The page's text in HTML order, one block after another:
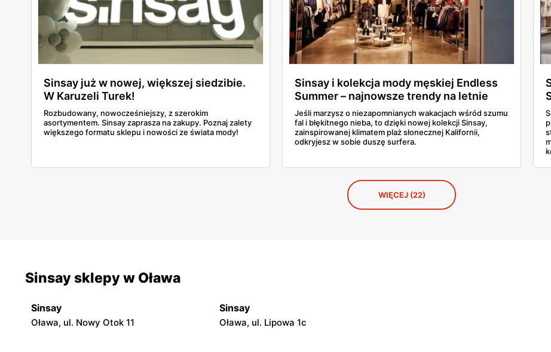
Sinsay już w nowej, większej siedzibie.
W Karuzeli Turek!
Rozbudowany, nowocześniejszy, z szerokim
asortymentem. Sinsay zaprasza na zakupy. Poznaj zalety
większego formatu sklepu i nowości ze świata mody!
Sinsay i kolekcja mody męskiej Endless
Summer – najnowsze trendy na letnie
stylizacje!
Jeśli marzysz o niezapomnianych wakacjach wśród szumu
fal i błękitnego nieba, to dzięki nowej kolekcji Sinsay,
zainspirowanej klimatem plaż słonecznej Kalifornii,
odkryjesz w sobie duszę surfera.
WIĘCEJ (22)
Sinsay sklepy w Oława
Sinsay
Oława, ul. Nowy Otok 11
Sinsay
Oława, ul. Lipowa 1c